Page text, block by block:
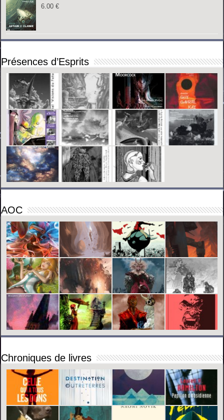
6.00€
Présences d’Esprits
AOC
Chroniques de livres